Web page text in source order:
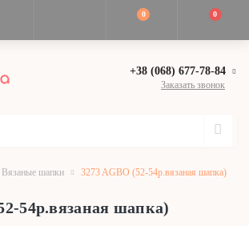
0 0
+38 (068) 677-78-84
Заказать звонок
Вязаные шапки 3273 AGBO (52-54р.вязаная шапка)
54р.вязаная шапка)